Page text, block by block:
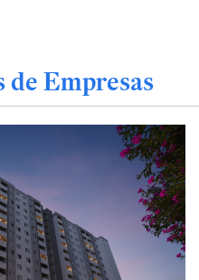
de Empresas